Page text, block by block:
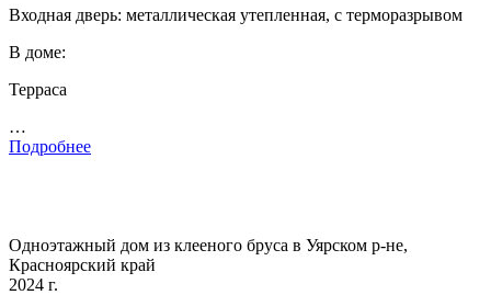
Входная дверь: металлическая утепленная, с терморазрывом
В доме:
Терраса
…
Подробнее
Одноэтажный дом из клееного бруса в Уярском р-не,
Красноярский край
2024 г.